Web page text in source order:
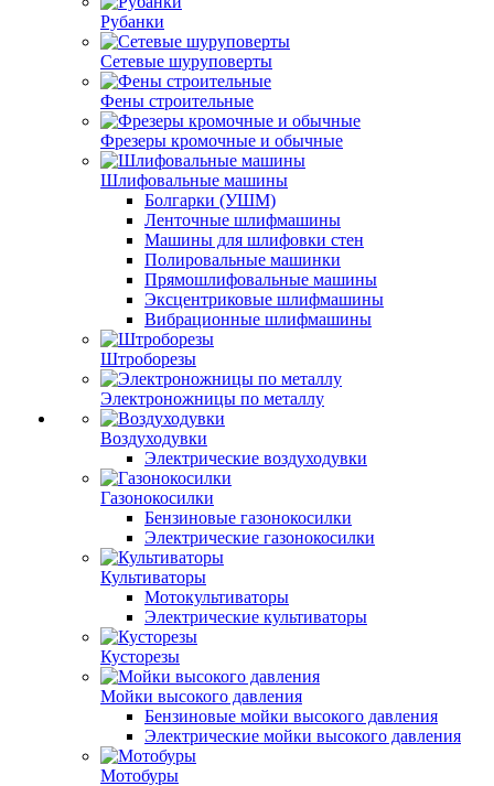
Рубанки
Сетевые шуруповерты
Фены строительные
Фрезеры кромочные и обычные
Шлифовальные машины
Болгарки (УШМ)
Ленточные шлифмашины
Машины для шлифовки стен
Полировальные машинки
Прямошлифовальные машины
Эксцентриковые шлифмашины
Вибрационные шлифмашины
Штроборезы
Электроножницы по металлу
Воздуходувки
Электрические воздуходувки
Газонокосилки
Бензиновые газонокосилки
Электрические газонокосилки
Культиваторы
Мотокультиваторы
Электрические культиваторы
Кусторезы
Мойки высокого давления
Бензиновые мойки высокого давления
Электрические мойки высокого давления
Мотобуры